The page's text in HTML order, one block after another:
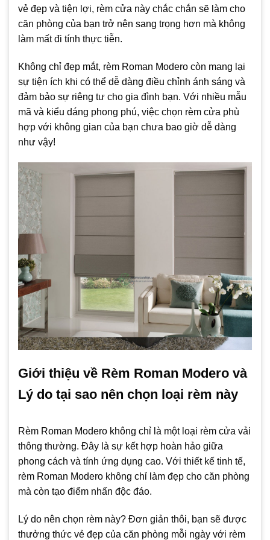
vẻ đẹp và tiện lợi, rèm cửa này chắc chắn sẽ làm cho
căn phòng của bạn trở nên sang trọng hơn mà không
làm mất đi tính thực tiễn.
Không chỉ đẹp mắt, rèm Roman Modero còn mang lại
sự tiện ích khi có thể dễ dàng điều chỉnh ánh sáng và
đảm bảo sự riêng tư cho gia đình bạn. Với nhiều mẫu
mã và kiểu dáng phong phú, việc chọn rèm cửa phù
hợp với không gian của bạn chưa bao giờ dễ dàng
như vậy!
Giới thiệu về Rèm Roman Modero và
Lý do tại sao nên chọn loại rèm này
Rèm Roman Modero không chỉ là một loại rèm cửa vải
thông thường. Đây là sự kết hợp hoàn hảo giữa
phong cách và tính ứng dụng cao. Với thiết kế tinh tế,
rèm Roman Modero không chỉ làm đẹp cho căn phòng
mà còn tạo điểm nhấn độc đáo.
Lý do nên chọn rèm này? Đơn giản thôi, bạn sẽ được
thưởng thức vẻ đẹp của căn phòng mỗi ngày với rèm